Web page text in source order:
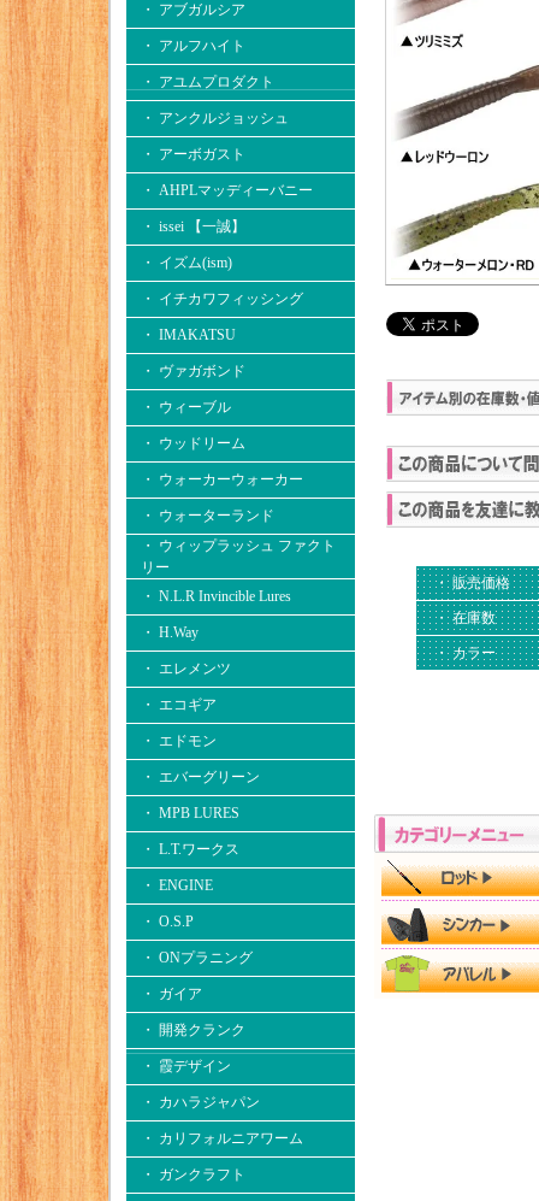
・ アブガルシア
・ アルフハイト
・ アユムプロダクト
・ アンクルジョッシュ
・ アーボガスト
・ AHPLマッディーバニー
・ issei 【一誠】
・ イズム(ism)
・ イチカワフィッシング
・ IMAKATSU
・ ヴァガボンド
・ ウィーブル
・ ウッドリーム
・ ウォーカーウォーカー
・ ウォーターランド
・ ウィップラッシュ ファクト
リー
・ N.L.R Invincible Lures
・ H.Way
・ エレメンツ
・ エコギア
・ エドモン
・ エバーグリーン
・ MPB LURES
・ L.T.ワークス
・ ENGINE
・ O.S.P
・ ONプラニング
・ ガイア
・ 開発クランク
・ 霞デザイン
・ カハラジャパン
・ カリフォルニアワーム
・ ガンクラフト
・ 販売価格
・ 在庫数
・ カラー